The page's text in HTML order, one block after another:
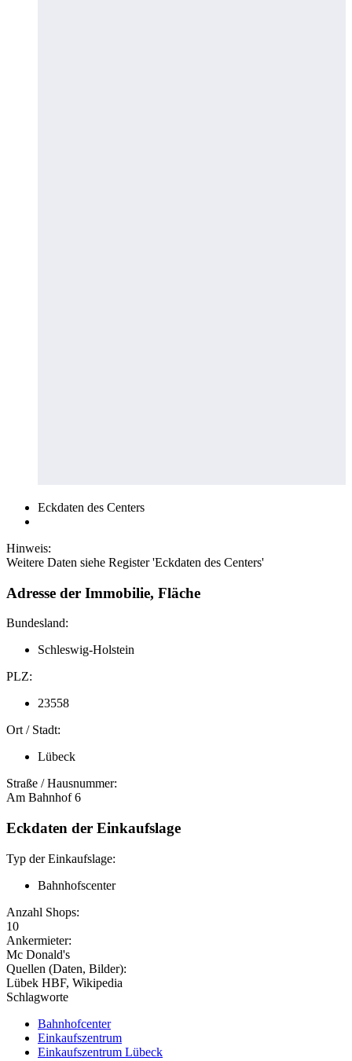
Eckdaten des Centers
Hinweis:
Weitere Daten siehe Register 'Eckdaten des Centers'
Adresse der Immobilie, Fläche
Bundesland:
Schleswig-Holstein
PLZ:
23558
Ort / Stadt:
Lübeck
Straße / Hausnummer:
Am Bahnhof 6
Eckdaten der Einkaufslage
Typ der Einkaufslage:
Bahnhofscenter
Anzahl Shops:
10
Ankermieter:
Mc Donald's
Quellen (Daten, Bilder):
Lübek HBF, Wikipedia
Schlagworte
Bahnhofcenter
Einkaufszentrum
Einkaufszentrum Lübeck